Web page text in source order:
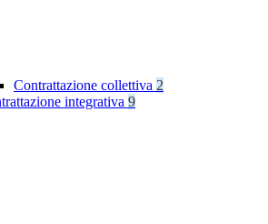
Contrattazione collettiva 2
integrativa 9